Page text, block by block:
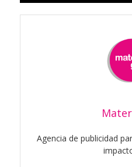
Agencia de publicidad